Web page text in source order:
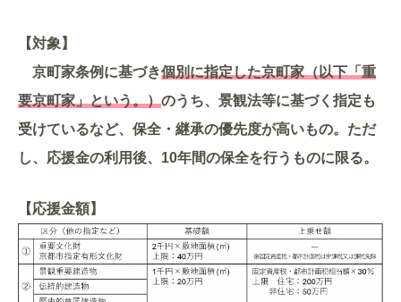
【対象】
京町家条例に基づき個別に指定した京町家（以下「重
要京町家」という。）のうち、景観法等に基づく指定も
受けているなど、保全・継承の優先度が高いもの。ただ
し、応援金の利用後、10年間の保全を行うものに限る。
【応援金額】